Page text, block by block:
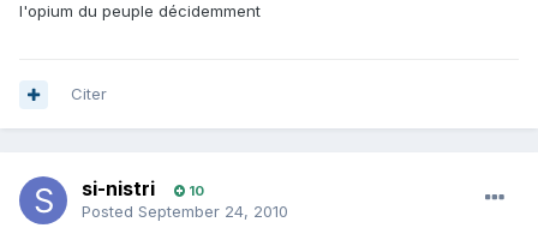
l'opium du peuple décidemment
Citer
si-nistri 10
Posted September 24, 2010